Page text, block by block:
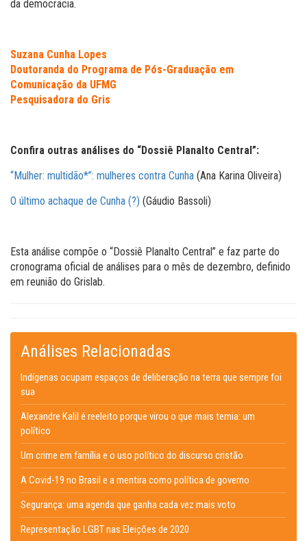
da democracia.
Suzana Cunha Lopes
Doutoranda do Programa de Pós-Graduação em
Comunicação da UFMG
Pesquisadora do Gris
Confira outras análises do “Dossiê Planalto Central”:
“Mulher: multidão*”: mulheres contra Cunha (Ana Karina Oliveira)
O último achaque de Cunha (?) (Gáudio Bassoli)
Esta análise compõe o “Dossiê Planalto Central” e faz parte do
cronograma oficial de análises para o mês de dezembro, definido
em reunião do Grislab.
Análises Relacionadas
Indígenas ocupam espaços de deliberação na terra que sempre foi
sua
Alexandre Kalil é reeleito porque virou o que mais temia: um
político
Um crime em família e o uso político do discurso cristão
A Covid-19 no Brasil e a mentira como política de governo
Segurança: uma agenda que ganha cada vez mais voto
Representação LGBT nas Eleições de 2020